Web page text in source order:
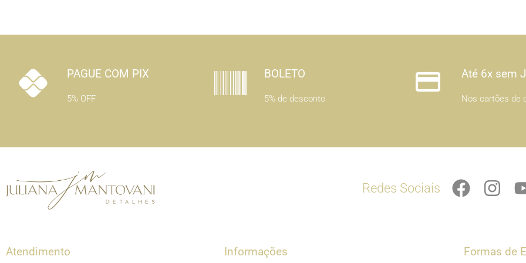
PAGUE COM PIX
5% OFF
BOLETO
5% de desconto
Até 6x sem
Nos cartões de
Redes Sociais
F
a
b
I
n
a
Atendimento Informações Formas de